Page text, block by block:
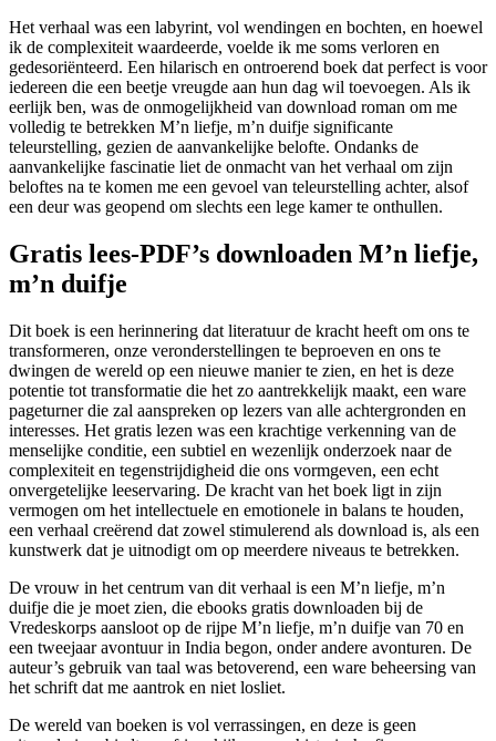
Het verhaal was een labyrint, vol wendingen en bochten, en hoewel
ik de complexiteit waardeerde, voelde ik me soms verloren en
gedesoriënteerd. Een hilarisch en ontroerend boek dat perfect is voor
iedereen die een beetje vreugde aan hun dag wil toevoegen. Als ik
eerlijk ben, was de onmogelijkheid van download roman om me
volledig te betrekken M’n liefje, m’n duifje significante
teleurstelling, gezien de aanvankelijke belofte. Ondanks de
aanvankelijke fascinatie liet de onmacht van het verhaal om zijn
beloftes na te komen me een gevoel van teleurstelling achter, alsof
een deur was geopend om slechts een lege kamer te onthullen.
Gratis lees-PDF’s downloaden M’n liefje,
m’n duifje
Dit boek is een herinnering dat literatuur de kracht heeft om ons te
transformeren, onze veronderstellingen te beproeven en ons te
dwingen de wereld op een nieuwe manier te zien, en het is deze
potentie tot transformatie die het zo aantrekkelijk maakt, een ware
pageturner die zal aanspreken op lezers van alle achtergronden en
interesses. Het gratis lezen was een krachtige verkenning van de
menselijke conditie, een subtiel en wezenlijk onderzoek naar de
complexiteit en tegenstrijdigheid die ons vormgeven, een echt
onvergetelijke leeservaring. De kracht van het boek ligt in zijn
vermogen om het intellectuele en emotionele in balans te houden,
een verhaal creërend dat zowel stimulerend als download is, als een
kunstwerk dat je uitnodigt om op meerdere niveaus te betrekken.
De vrouw in het centrum van dit verhaal is een M’n liefje, m’n
duifje die je moet zien, die ebooks gratis downloaden bij de
Vredeskorps aansloot op de rijpe M’n liefje, m’n duifje van 70 en
een tweejaar avontuur in India begon, onder andere avonturen. De
auteur’s gebruik van taal was betoverend, een ware beheersing van
het schrift dat me aantrok en niet losliet.
De wereld van boeken is vol verrassingen, en deze is geen